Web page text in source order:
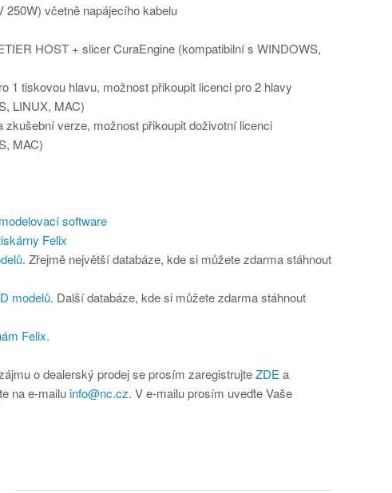
250W) včetně napájecího kabelu
HOST + slicer CuraEngine (kompatibilní s WINDOWS,
1 tiskovou hlavu, možnost přikoupit licenci pro 2 hlavy
LINUX, MAC)
zkušební verze, možnost přikoupit doživotní licenci
MAC)
software
Felix
. Zřejmě největší databáze, kde si můžete zdarma stáhnout
modelů. Další databáze, kde si můžete zdarma stáhnout
Felix.
o dealerský prodej se prosím zaregistrujteZDE a
na e-mailuinfo@nc.cz. V e-mailu prosím uveďte Vaše